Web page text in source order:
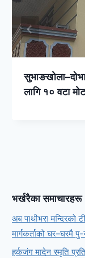
लागि १० वटा
भर्खरैका समाचारहरू
अब पाथीभरा मन्दिरको
मार्गकर्ताको घर–घरमै
हर्कजंग मादेन स्मृति